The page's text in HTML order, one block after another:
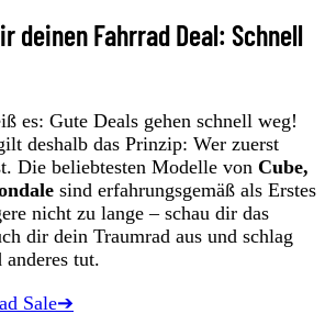
deinen Fahrrad Deal: Schnell
es: Gute Deals gehen schnell weg!
deshalb das Prinzip: Wer zuerst
Die beliebtesten Modelle von Cube,
sind erfahrungsgemäß als Erstes
nicht zu lange – schau dir das
dir dein Traumrad aus und schlag
anderes tut.
Sale➔